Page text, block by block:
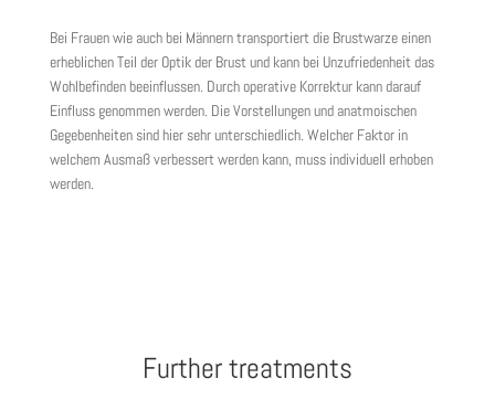
Bei Frauen wie auch bei Männern transportiert die Brustwarze einen
erheblichen Teil der Optik der Brust und kann bei Unzufriedenheit das
Wohlbefinden beeinflussen. Durch operative Korrektur kann darauf
Einfluss genommen werden. Die Vorstellungen und anatmoischen
Gegebenheiten sind hier sehr unterschiedlich. Welcher Faktor in
welchem Ausmaß verbessert werden kann, muss individuell erhoben
werden.
Further treatments